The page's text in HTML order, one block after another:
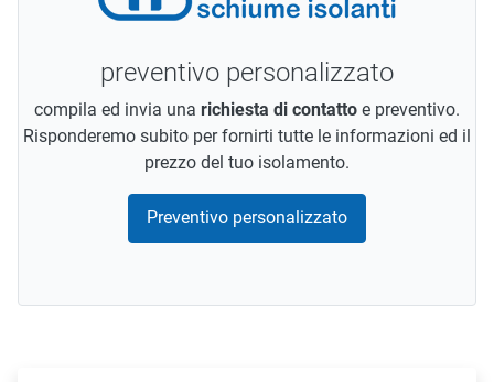
preventivo personalizzato
compila ed invia una richiesta di contatto e preventivo.
Risponderemo subito per fornirti tutte le informazioni ed il
prezzo del tuo isolamento.
Preventivo personalizzato